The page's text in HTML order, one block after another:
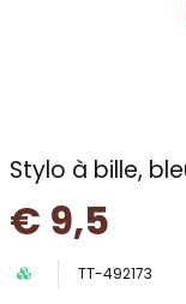
Stylo à bille,
€ 9,5
TT-492173